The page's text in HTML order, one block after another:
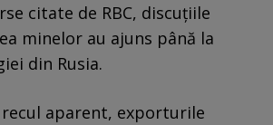
citate de RBC, discuțiile
minelor au ajuns până la
din Rusia.
aparent, exporturile